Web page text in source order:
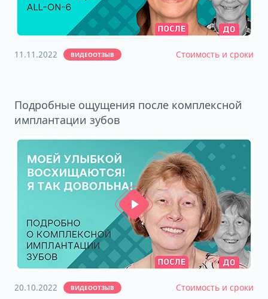
11.11.2022 ВИДЕООТЗЫВ Стоимость и сроки
Подробные ощущения после комплексной
имплантации зубов
20.10.2022 ВИДЕООТЗЫВ Стоимость и сроки